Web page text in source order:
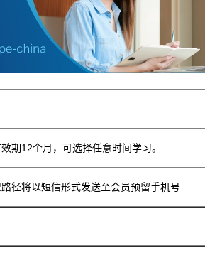
期12个月，可选择任意时间学习。
径将以短信形式发送至会员预留手机号